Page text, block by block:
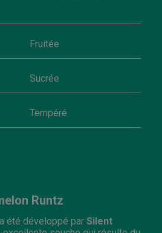
Fruitée
Sucrée
Tempéré
Runtz
a été développé par Silent